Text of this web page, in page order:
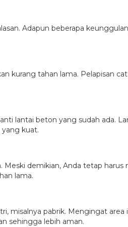
Adapun beberapa
kurang tahan lama. Pelapisan
lantai beton yang sudah ada.
kuat.
demikian, Anda tetap
lama.
misalnya pabrik. Mengingat
sehingga lebih aman.